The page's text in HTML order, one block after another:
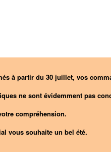
à partir du 30 juillet, vos
ne sont évidemment pas
compréhension.
vous souhaite un bel été.